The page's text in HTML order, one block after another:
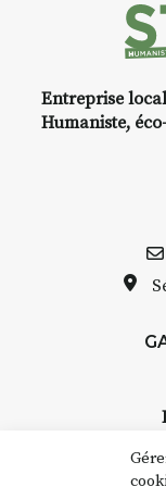
Entreprise
Humaniste,